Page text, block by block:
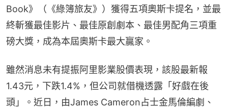
Book》（《綠簿旅友》）獲得五項奧斯卡提名，並最
終斬獲最佳影片、最佳原創劇本、最佳男配角三項重
磅大獎，成為本屆奧斯卡最大贏家。
雖然消息未有提振阿里影業股價表現，該股最新報
1.43元，下跌1.4%，但公司就借機透露「好戲在後
頭」。近日，由James Cameron占士金馬倫編劇、